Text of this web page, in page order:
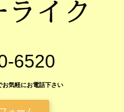
6520
気軽にお電話下さい